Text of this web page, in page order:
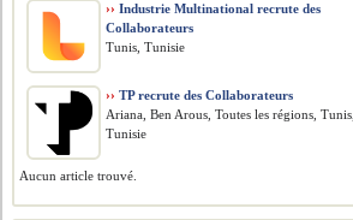
›› Industrie Multinational recrute des
Collaborateurs
Tunis, Tunisie
›› TP recrute des Collaborateurs
Ariana, Ben Arous, Toutes les régions, Tunis,
Tunisie
Aucun article trouvé.